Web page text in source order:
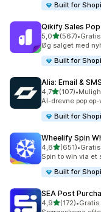
Built for
Qikify Sales
5,0ud af 5 stjerner
(567)
567 anmeldelser
•
Øg salget med
Built for
Alia: Email &
4,7ud af 5 stjerner
(107)
107 anmeldelser i
•
AI-drevne pop
Built for
Wheelify Spin
4,8ud af 5 stjerner
(651)
651 anmeldelser i
•
Spin to win via et
Built for
SEA Post
4,9ud af 5
(172)
172 anmeldelser i
•